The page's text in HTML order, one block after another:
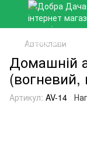
Автоклави
Домашній
(вогневий,
Артикул: AV-14